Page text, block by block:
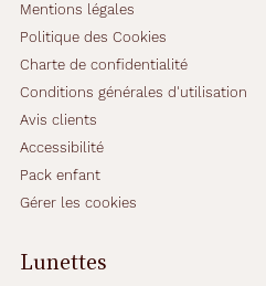
Mentions légales
Politique des Cookies
Charte de confidentialité
Conditions générales d'utilisation
Avis clients
Accessibilité
Pack enfant
Gérer les cookies
Lunettes